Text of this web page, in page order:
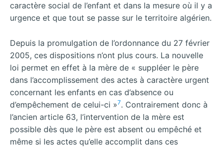
caractère social de l’enfant et dans la mesure où il y a
urgence et que tout se passe sur le territoire algérien.
Depuis la promulgation de l’ordonnance du 27 février
2005, ces dispositions n’ont plus cours. La nouvelle
loi permet en effet à la mère de « suppléer le père
dans l’accomplissement des actes à caractère urgent
concernant les enfants en cas d’absence ou
d’empêchement de celui-ci »7. Contrairement donc à
l’ancien article 63, l’intervention de la mère est
possible dès que le père est absent ou empêché et
même si les actes qu’elle accomplit dans ces